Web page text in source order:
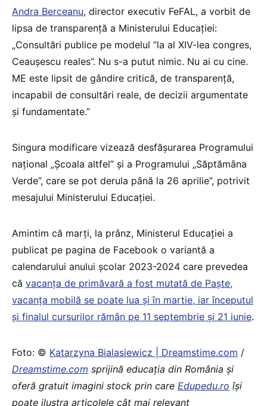
Andra Berceanu, director executiv FeFAL, a vorbit de
lipsa de transparență a Ministerului Educației:
„Consultări publice pe modelul ”la al XIV-lea congres,
Ceaușescu reales”. Nu s-a putut nimic. Nu ai cu cine.
ME este lipsit de gândire critică, de transparență,
incapabil de consultări reale, de decizii argumentate
și fundamentate.”
Singura modificare vizează desfășurarea Programului
național „Școala altfel” și a Programului „Săptămâna
Verde”, care se pot derula până la 26 aprilie”, potrivit
mesajului Ministerului Educației.
Amintim că marți, la prânz, Ministerul Educației a
publicat pe pagina de Facebook o variantă a
calendarului anului școlar 2023-2024 care prevedea
că vacanța de primăvară a fost mutată de Paște,
vacanța mobilă se poate lua și în martie, iar începutul
și finalul cursurilor rămân pe 11 septembrie și 21 iunie.
Foto: © Katarzyna Bialasiewicz | Dreamstime.com /
Dreamstime.com sprijină educaţia din România şi
oferă gratuit imagini stock prin care Edupedu.ro îşi
poate ilustra articolele cât mai relevant